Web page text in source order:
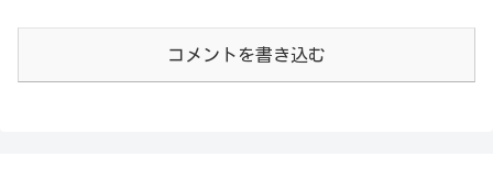
コメントを書き込む